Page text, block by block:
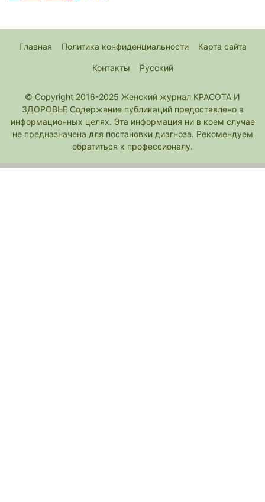
Главная Политика конфиденциальности Карта сайта
Контакты Русский
© Copyright 2016-2025 Женский журнал КРАСОТА И
ЗДОРОВЬЕ Содержание публикаций предоставлено в
информационных целях. Эта информация ни в коем случае
не предназначена для постановки диагноза. Рекомендуем
обратиться к профессионалу.